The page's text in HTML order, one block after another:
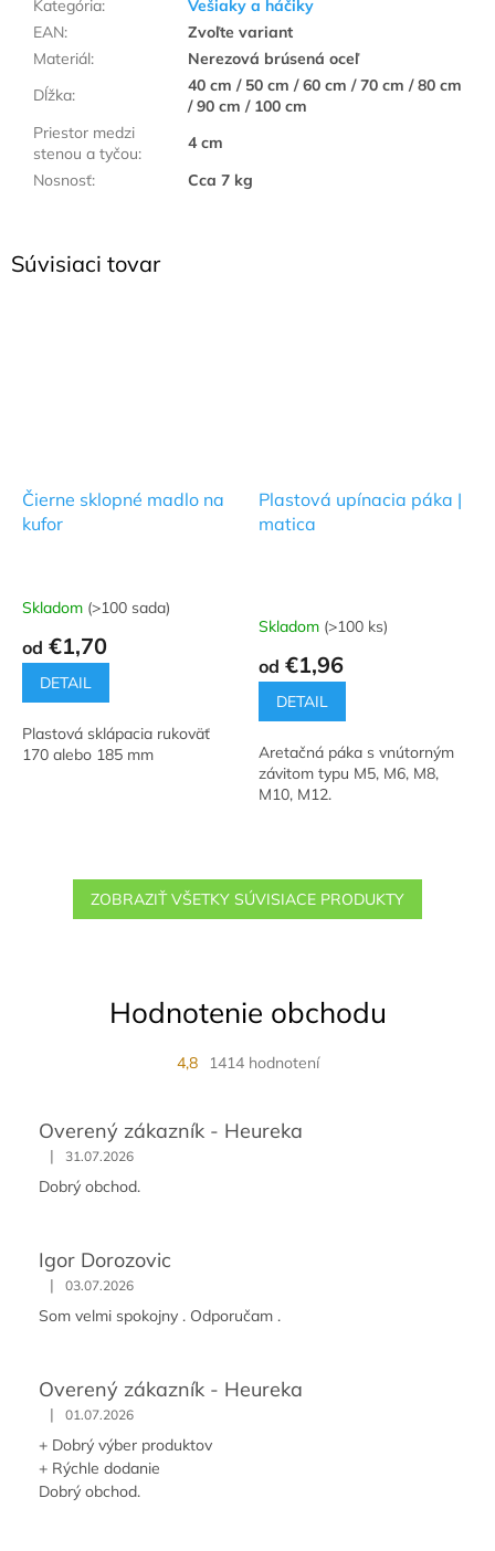
Súvisiaci tovar
Čierne sklopné madlo na
kufor
Priemerné
produktu
5,0
5
hviezdičiek.
Skladom (>100 sada)
od €1,70
DETAIL
Plastová sklápacia rukoväť
170 alebo 185 mm
Plastová upínacia páka |
matica
Skladom (>100 ks)
od €1,96
DETAIL
Aretačná páka s vnútorným
závitom typu M5, M6, M8,
M10, M12.
ZOBRAZIŤ VŠETKY SÚVISIACE PRODUKTY
Kategória:
Vešiaky a háčiky
EAN:
Zvoľte variant
Materiál:
Nerezová brúsená oceľ
Dĺžka:
40 cm / 50 cm / 60 cm / 70 cm / 80 cm
/ 90 cm / 100 cm
Priestor medzi
stenou a tyčou:
4 cm
Nosnosť: Cca 7 kg
Hodnotenie obchodu
4,8 1414 hodnotení
Overený zákazník - Heureka
| 31.07.2026
Dobrý obchod.
Igor Dorozovic
| 03.07.2026
Som velmi spokojny . Odporučam .
Overený zákazník - Heureka
| 01.07.2026
+ Dobrý výber produktov
+ Rýchle dodanie
Dobrý obchod.